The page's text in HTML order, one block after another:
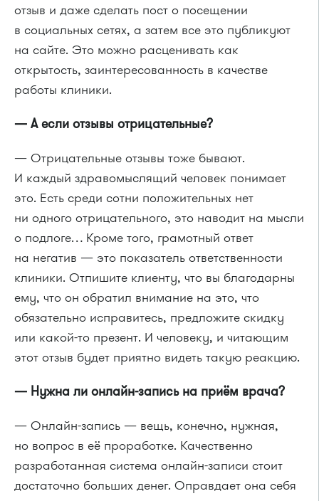
отзыв и даже сделать пост о посещении
в социальных сетях, а затем все это публикуют
на сайте. Это можно расценивать как
открытость, заинтересованность в качестве
работы клиники.
— А если отзывы отрицательные?
— Отрицательные отзывы тоже бывают.
И каждый здравомыслящий человек понимает
это. Есть среди сотни положительных нет
ни одного отрицательного, это наводит на мысли
о подлоге… Кроме того, грамотный ответ
на негатив — это показатель ответственности
клиники. Отпишите клиенту, что вы благодарны
ему, что он обратил внимание на это, что
обязательно исправитесь, предложите скидку
или какой-то презент. И человеку, и читающим
этот отзыв будет приятно видеть такую реакцию.
— Нужна ли онлайн-запись на приём врача?
— Онлайн-запись — вещь, конечно, нужная,
но вопрос в её проработке. Качественно
разработанная система онлайн-записи стоит
достаточно больших денег. Оправдает она себя